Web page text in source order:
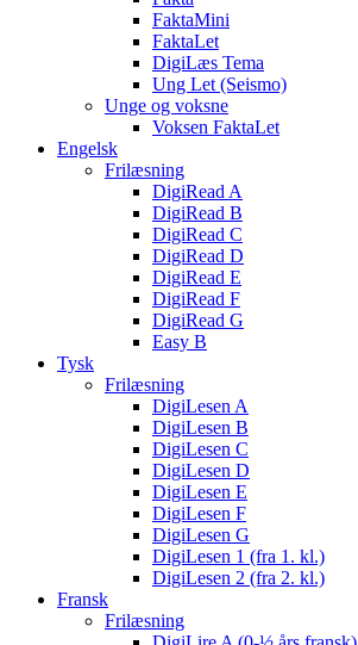
FaktaMini
FaktaLet
DigiLæs Tema
Ung Let (Seismo)
Unge og voksne
Voksen FaktaLet
Engelsk
Frilæsning
DigiRead A
DigiRead B
DigiRead C
DigiRead D
DigiRead E
DigiRead F
DigiRead G
Easy B
Tysk
Frilæsning
DigiLesen A
DigiLesen B
DigiLesen C
DigiLesen D
DigiLesen E
DigiLesen F
DigiLesen G
DigiLesen 1 (fra 1. kl.)
DigiLesen 2 (fra 2. kl.)
Fransk
Frilæsning